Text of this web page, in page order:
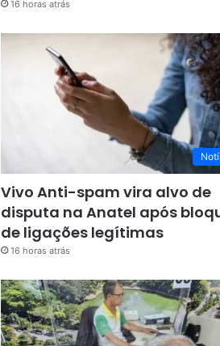
16 horas atrás
Vivo Anti-spam vira alvo de
disputa na Anatel após
de ligações legítimas
16 horas atrás